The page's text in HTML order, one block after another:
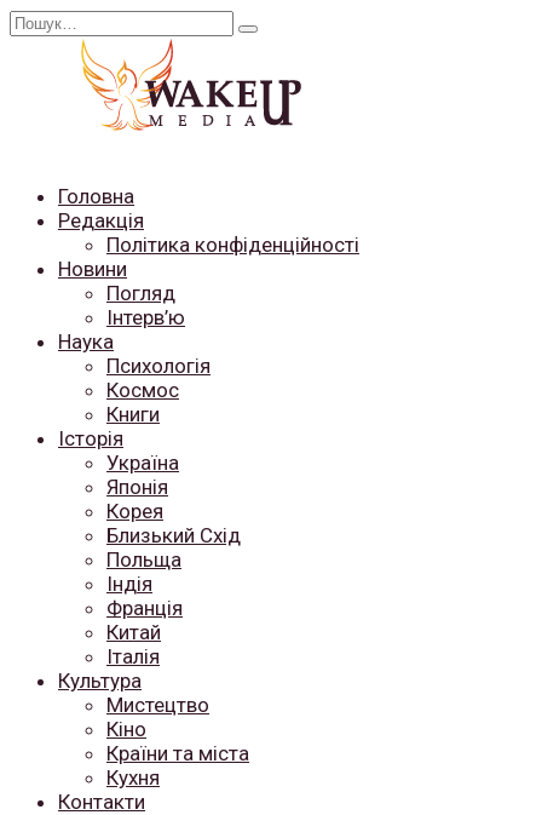
Перейти
Search
Головна
Редакція
Політика конфіденційності
Новини
Погляд
Інтерв’ю
Наука
Психологія
Космос
Книги
Історія
Україна
Японія
Корея
Близький Схід
Польща
Індія
Франція
Китай
Італія
Культура
Мистецтво
Кіно
Країни та міста
Кухня
Контакти